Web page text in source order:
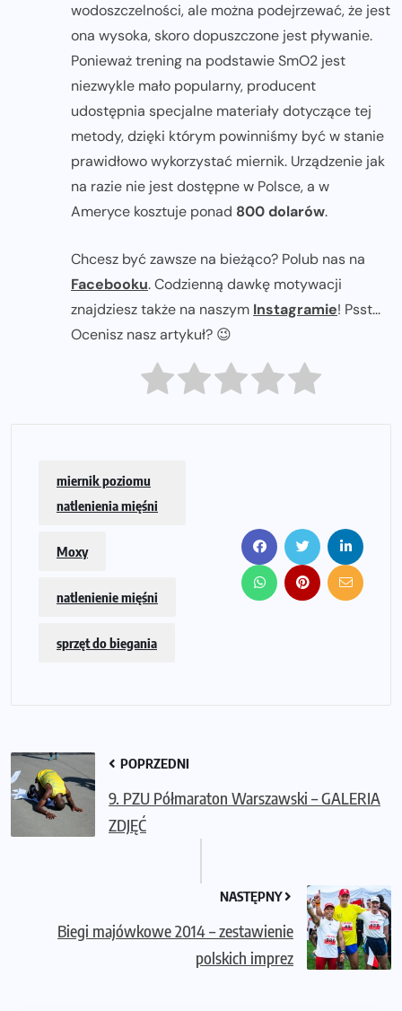
wodoszczelności, ale można podejrzewać, że jest
ona wysoka, skoro dopuszczone jest pływanie.
Ponieważ trening na podstawie SmO2 jest
niezwykle mało popularny, producent
udostępnia specjalne materiały dotyczące tej
metody, dzięki którym powinniśmy być w stanie
prawidłowo wykorzystać miernik. Urządzenie jak
na razie nie jest dostępne w Polsce, a w
Ameryce kosztuje ponad 800 dolarów.
Chcesz być zawsze na bieżąco? Polub nas na
Facebooku. Codzienną dawkę motywacji
znajdziesz także na naszym Instagramie! Psst...
Ocenisz nasz artykuł? 😉
miernik poziomu
natlenienia mięśni
Moxy
natlenienie mięśni
sprzęt do biegania
POPRZEDNI
9. PZU Półmaraton Warszawski – GALERIA
ZDJĘĆ
NASTĘPNY
Biegi majówkowe 2014 – zestawienie
polskich imprez